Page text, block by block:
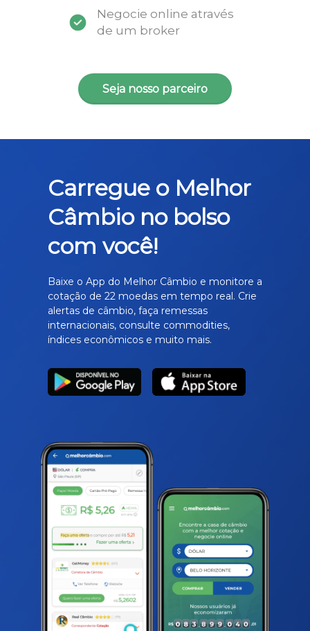
Negocie online através
de um broker
Seja nosso parceiro
Carregue o Melhor
Câmbio no bolso
com você!
Baixe o App do Melhor Câmbio e monitore a
cotação de 22 moedas em tempo real. Crie
alertas de câmbio, faça remessas
internacionais, consulte commodities,
índices econômicos e muito mais.